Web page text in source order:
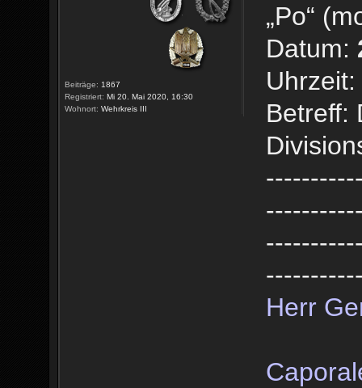
Beiträge: 1867
Registriert: Mi 20. Mai 2020, 16:30
Wohnort: Wehrkreis III
„Po“
Datum:
Betreff:
Herr